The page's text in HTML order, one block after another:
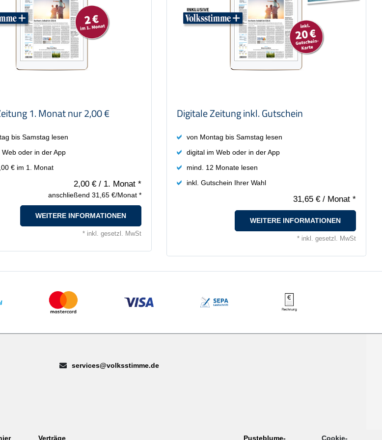
1. Monat nur 2,00 €
bis Samstag lesen
Web oder in der App
€ im 1. Monat
2,00 € / 1. Monat *
anschließend 31,65 €/Monat *
WEITERE INFORMATIONEN
* inkl. gesetzl. MwSt
Preis: 31,65 €
Digitale Zeitung inkl. Gutschein
von Montag bis Samstag lesen
digital im Web oder in der App
mind. 12 Monate lesen
inkl. Gutschein Ihrer Wahl
31,65 €/ Monat *
WEITERE INFORMATIONEN
* inkl. gesetzl. MwSt
Wir akzeptieren: PayPal, Mastercard, Visa, SEPA, Rechnung
E-Mail:services@volksstimme.de
Verträge Pusteblume- Cookie-